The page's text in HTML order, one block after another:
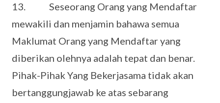
13. Seseorang Orang yang Mendaftar
mewakili dan menjamin bahawa semua
Maklumat Orang yang Mendaftar yang
diberikan olehnya adalah tepat dan benar.
Pihak-Pihak Yang Bekerjasama tidak akan
bertanggungjawab ke atas sebarang